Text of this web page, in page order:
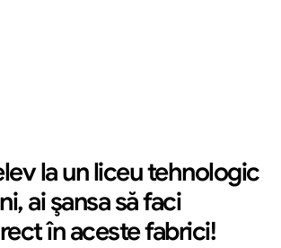
la un liceu tehnologic
ai şansa să faci
în aceste fabrici!